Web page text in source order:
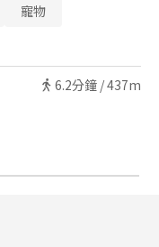
寵物
6.2分鐘 /437m